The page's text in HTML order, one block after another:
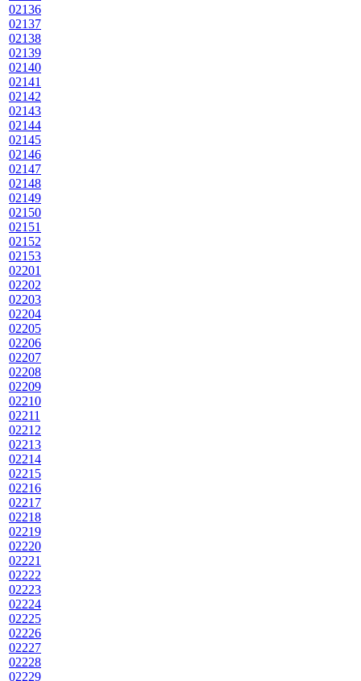
02136
02137
02138
02139
02140
02141
02142
02143
02144
02145
02146
02147
02148
02149
02150
02151
02152
02153
02201
02202
02203
02204
02205
02206
02207
02208
02209
02210
02211
02212
02213
02214
02215
02216
02217
02218
02219
02220
02221
02222
02223
02224
02225
02226
02227
02228
02229